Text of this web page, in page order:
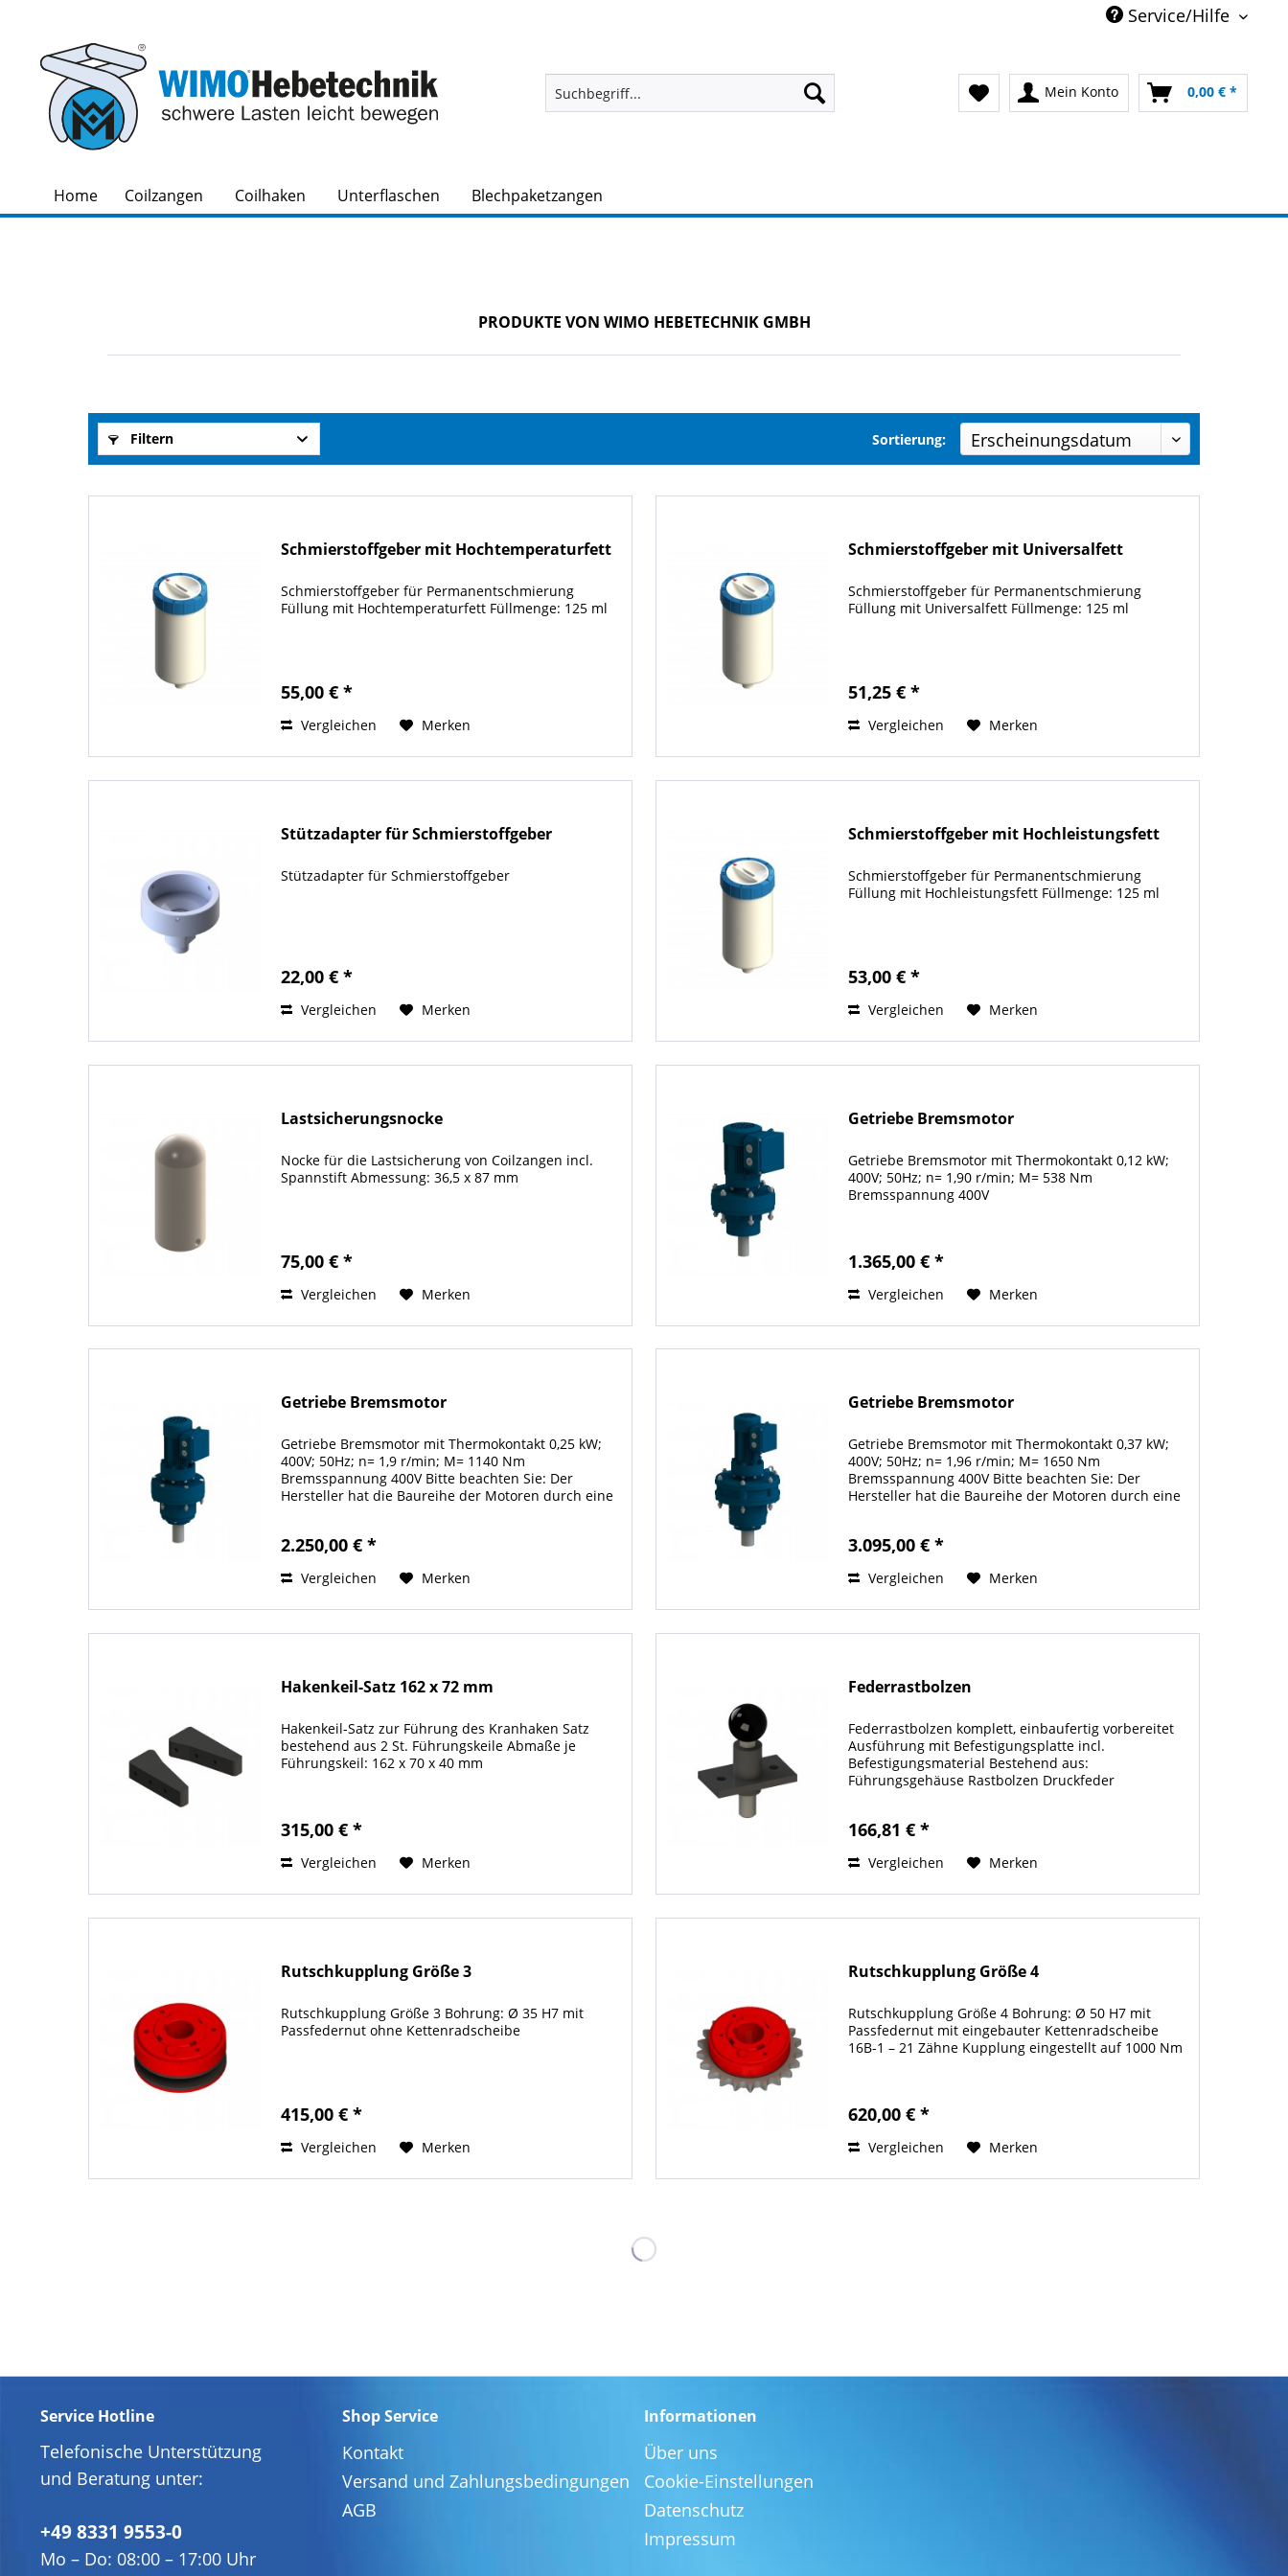
Service/Hilfe
Mein Konto 0,00 € *
Home Coilzangen Coilhaken Unterflaschen Blechpaketzangen
PRODUKTE VON WIMO HEBETECHNIK GMBH
Filtern Sortierung:
Schmierstoffgeber mit Hochtemperaturfett
Schmierstoffgeber für Permanentschmierung
Füllung mit Hochtemperaturfett Füllmenge: 125 ml
55,00 € *
Vergleichen Merken
Schmierstoffgeber mit Universalfett
Schmierstoffgeber für Permanentschmierung
Füllung mit Universalfett Füllmenge: 125 ml
51,25 € *
Vergleichen Merken
Stützadapter für Schmierstoffgeber
Stützadapter für Schmierstoffgeber
22,00 € *
Vergleichen Merken
Schmierstoffgeber mit Hochleistungsfett
Schmierstoffgeber für Permanentschmierung
Füllung mit Hochleistungsfett Füllmenge: 125 ml
53,00 € *
Vergleichen Merken
Lastsicherungsnocke
Nocke für die Lastsicherung von Coilzangen incl.
Spannstift Abmessung: 36,5 x 87 mm
75,00 € *
Vergleichen Merken
Getriebe Bremsmotor
Getriebe Bremsmotor mit Thermokontakt 0,12 kW;
400V; 50Hz; n= 1,90 r/min; M= 538 Nm
Bremsspannung 400V
1.365,00 € *
Vergleichen Merken
Getriebe Bremsmotor
Getriebe Bremsmotor mit Thermokontakt 0,25 kW;
400V; 50Hz; n= 1,9 r/min; M= 1140 Nm
Bremsspannung 400V Bitte beachten Sie: Der
Hersteller hat die Baureihe der Motoren durch eine
2.250,00 € *
Vergleichen Merken
Getriebe Bremsmotor
Getriebe Bremsmotor mit Thermokontakt 0,37 kW;
400V; 50Hz; n= 1,96 r/min; M= 1650 Nm
Bremsspannung 400V Bitte beachten Sie: Der
Hersteller hat die Baureihe der Motoren durch eine
3.095,00 € *
Vergleichen Merken
Hakenkeil-Satz 162 x 72 mm
Hakenkeil-Satz zur Führung des Kranhaken Satz
bestehend aus 2 St. Führungskeile Abmaße je
Führungskeil: 162 x 70 x 40 mm
315,00 € *
Vergleichen Merken
Federrastbolzen
Federrastbolzen komplett, einbaufertig vorbereitet
Ausführung mit Befestigungsplatte incl.
Befestigungsmaterial Bestehend aus:
Führungsgehäuse Rastbolzen Druckfeder
166,81 € *
Vergleichen Merken
Rutschkupplung Größe 3
Rutschkupplung Größe 3 Bohrung: Ø 35 H7 mit
Passfedernut ohne Kettenradscheibe
415,00 € *
Vergleichen Merken
Rutschkupplung Größe 4
Rutschkupplung Größe 4 Bohrung: Ø 50 H7 mit
Passfedernut mit eingebauter Kettenradscheibe
16B-1 – 21 Zähne Kupplung eingestellt auf 1000 Nm
620,00 € *
Vergleichen Merken
Service Hotline
Telefonische Unterstützung
und Beratung unter:
+49 8331 9553-0
Mo – Do: 08:00 – 17:00 Uhr
Shop Service
Kontakt
Versand und Zahlungsbedingungen
AGB
Informationen
Über uns
Cookie-Einstellungen
Datenschutz
Impressum